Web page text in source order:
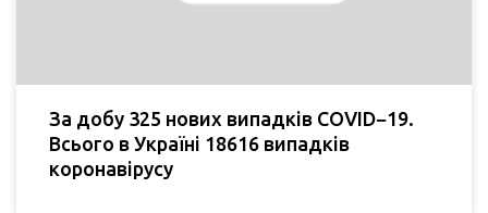
За добу 325 нових випадків COVID−19.
Всього в Україні 18616 випадків
коронавірусу